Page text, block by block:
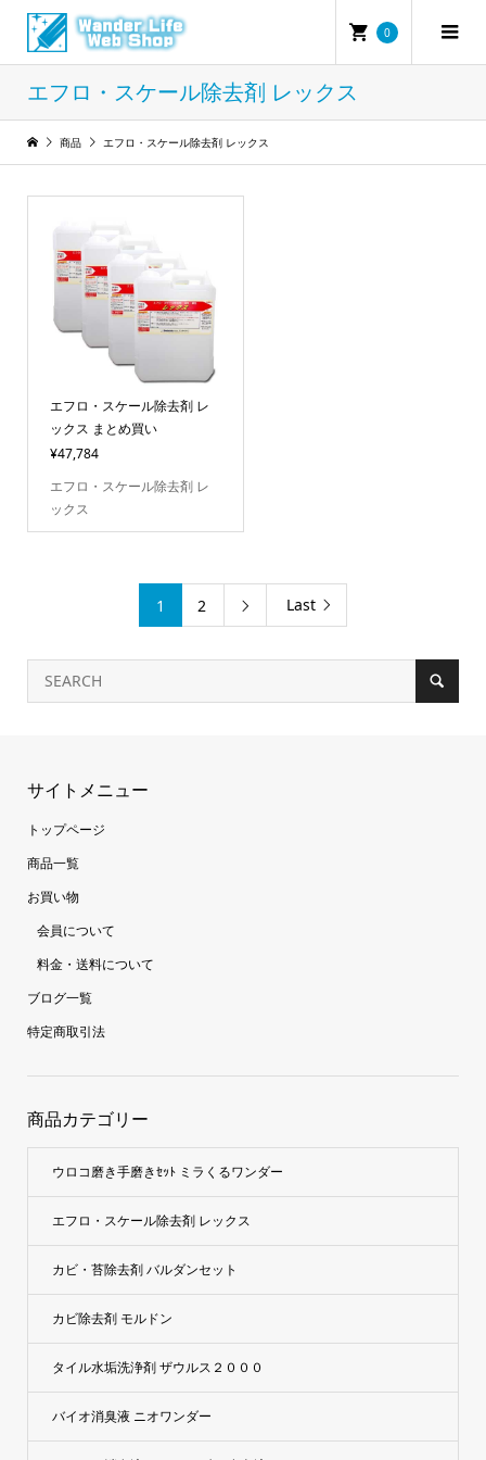
0
エフロ・スケール除去剤 レックス
商品 エフロ・スケール除去剤 レックス
エフロ・スケール除去剤 レ
ックス まとめ買い
¥47,784
エフロ・スケール除去剤 レ
ックス
1 2  Last
サイトメニュー
トップページ
商品一覧
お買い物
会員について
料金・送料について
ブログ一覧
特定商取引法
商品カテゴリー
ウロコ磨き手磨きｾｯﾄ ミラくるワンダー
エフロ・スケール除去剤 レックス
カビ・苔除去剤 バルダンセット
カビ除去剤 モルドン
タイル水垢洗浄剤 ザウルス２０００
バイオ消臭液 ニオワンダー